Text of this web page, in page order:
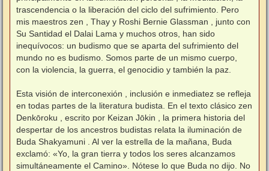
trascendencia o la liberación del ciclo del sufrimiento. Pero
mis maestros zen , Thay y Roshi Bernie Glassman , junto con
Su Santidad el Dalai Lama y muchos otros, han sido
inequívocos: un budismo que se aparta del sufrimiento del
mundo no es budismo. Somos parte de un mismo cuerpo,
con la violencia, la guerra, el genocidio y también la paz.
Esta visión de interconexión , inclusión e inmediatez se refleja
en todas partes de la literatura budista. En el texto clásico zen
Denkōroku , escrito por Keizan Jōkin , la primera historia del
despertar de los ancestros budistas relata la iluminación de
Buda Shakyamuni . Al ver la estrella de la mañana, Buda
exclamó: «Yo, la gran tierra y todos los seres alcanzamos
simultáneamente el Camino». Nótese lo que Buda no dijo. No